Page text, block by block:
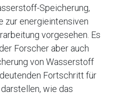
Speicherung,
zur energieintensiven
vorgesehen. Es
Forscher aber auch
von Wasserstoff
Fortschritt für
wie das